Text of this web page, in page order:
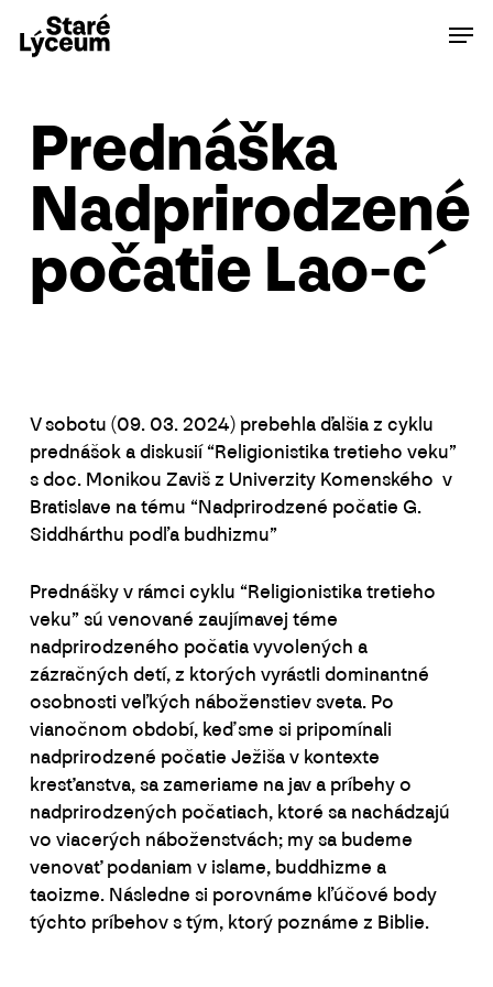
Prednáška
Nadprirodzené
počatie Lao-c´
V sobotu (09. 03. 2024) prebehla ďalšia z cyklu
prednášok a diskusií “Religionistika tretieho veku”
s doc. Monikou Zaviš z Univerzity Komenského v
Bratislave na tému “Nadprirodzené počatie G.
Siddhárthu podľa budhizmu”
Prednášky v rámci cyklu “Religionistika tretieho
veku” sú venované zaujímavej téme
nadprirodzeného počatia vyvolených a
zázračných detí, z ktorých vyrástli dominantné
osobnosti veľkých náboženstiev sveta. Po
vianočnom období, keď sme si pripomínali
nadprirodzené počatie Ježiša v kontexte
kresťanstva, sa zameriame na jav a príbehy o
nadprirodzených počatiach, ktoré sa nachádzajú
vo viacerých náboženstvách; my sa budeme
venovať podaniam v islame, buddhizme a
taoizme. Následne si porovnáme kľúčové body
týchto príbehov s tým, ktorý poznáme z Biblie.